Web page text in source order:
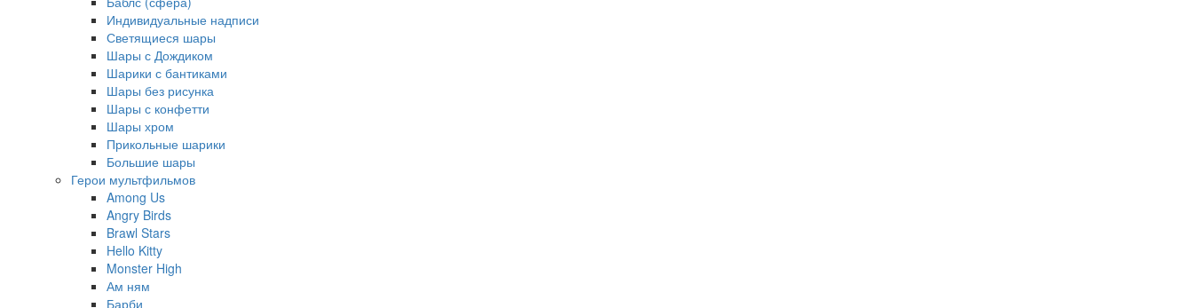
Индивидуальные надписи
Светящиеся шары
Шары с Дождиком
Шарики с бантиками
Шары без рисунка
Шары с конфетти
Шары хром
Прикольные шарики
Большие шары
Герои мультфильмов
Among Us
Angry Birds
Brawl Stars
Hello Kitty
Monster High
Ам ням
Барби